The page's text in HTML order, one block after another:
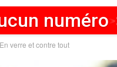
numéro
En verre et contre tout